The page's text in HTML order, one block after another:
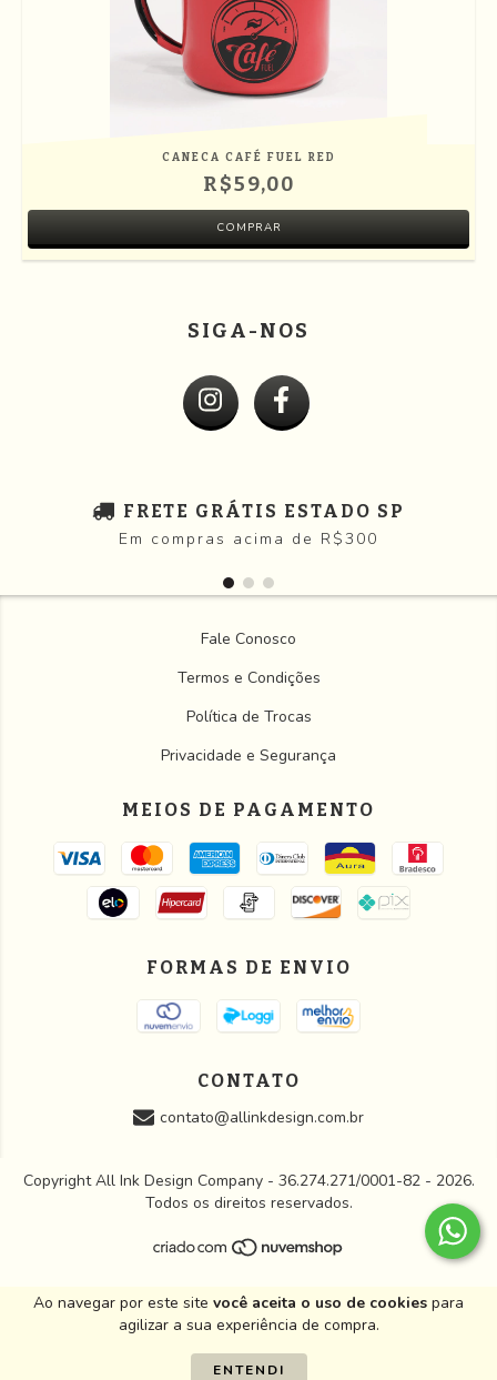
Ao navegar por este site você aceita o uso de cookies para
agilizar a sua experiência de compra.
ENTENDI
CANECA CAFÉ FUEL RED
R$59,00
SIGA-NOS
FRETE GRÁTIS ESTADO SP
Em compras acima de R$300
Fale Conosco
Termos e Condições
Política de Trocas
Privacidade e Segurança
MEIOS DE PAGAMENTO
FORMAS DE ENVIO
CONTATO
contato@allinkdesign.com.br
Copyright All Ink Design Company - 36.274.271/0001-82 - 2026.
Todos os direitos reservados.